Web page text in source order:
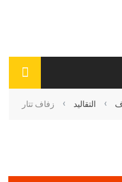
› التقاليد › زفاف تتار